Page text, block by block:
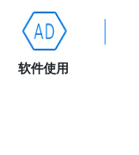
软件使用